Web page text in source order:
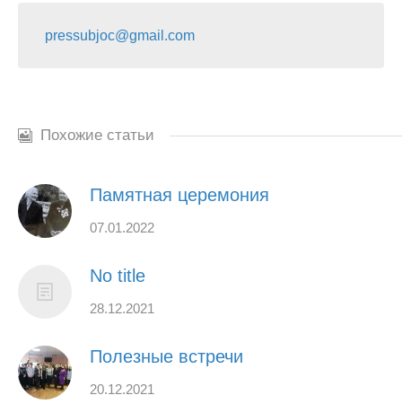
pressubjoc@gmail.com
Похожие статьи
Памятная церемония
07.01.2022
No title
28.12.2021
Полезные встречи
20.12.2021